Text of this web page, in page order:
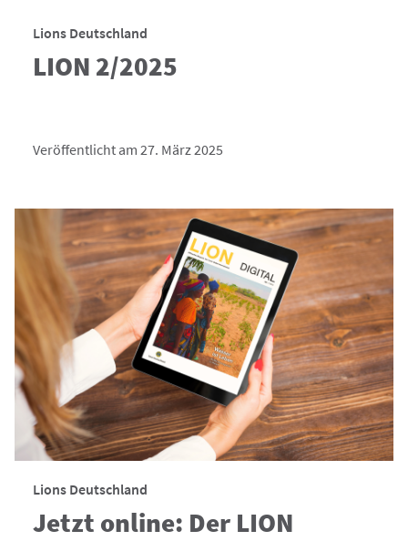
Lions Deutschland
LION 2/2025
Veröffentlicht am 27. März 2025
Lions Deutschland
Jetzt online: Der LION